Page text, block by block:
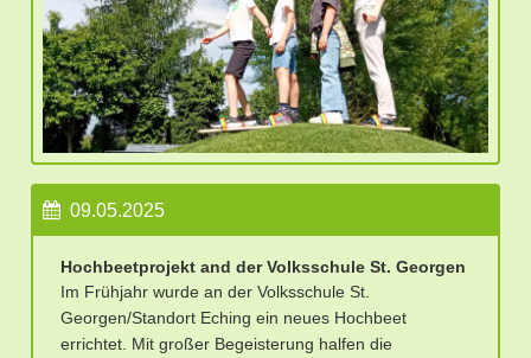
09.05.2025
Hochbeetprojekt and der Volksschule St. Georgen
Im Frühjahr wurde an der Volksschule St.
Georgen/Standort Eching ein neues Hochbeet
errichtet. Mit großer Begeisterung halfen die